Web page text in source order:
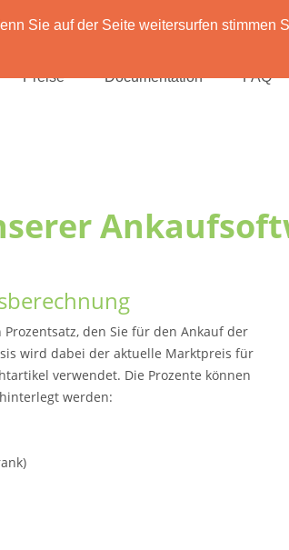
Sie auf der Seite weitersurfen stimmen
Preise Documentation FAQ
den Sie für den Ankauf der
wird dabei der aktuelle Marktpreis für
verwendet. Die Prozente können
werden: